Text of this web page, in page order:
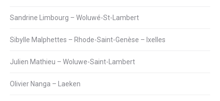
Sandrine Limbourg – Woluwé-St-Lambert
Sibylle Malphettes – Rhode-Saint-Genèse – Ixelles
Julien Mathieu – Woluwe-Saint-Lambert
Olivier Nanga – Laeken